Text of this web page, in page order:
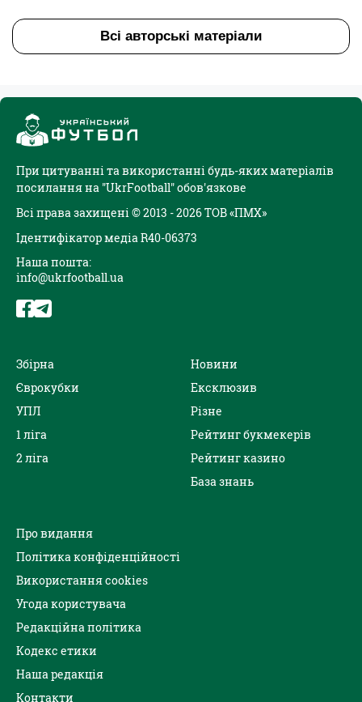
Всі авторські матеріали
При цитуванні та використанні будь-яких матеріалів
посилання на "UkrFootball" обов'язкове
Всі права захищені © 2013 - 2026 ТОВ «ПМХ»
Ідентифікатор медіа R40-06373
Наша пошта:
info@ukrfootball.ua
Збірна
Єврокубки
УПЛ
1 ліга
2 ліга
Новини
Ексклюзив
Різне
Рейтинг букмекерів
Рейтинг казино
База знань
Про видання
Політика конфіденційності
Використання cookies
Угода користувача
Редакційна політика
Кодекс етики
Наша редакція
Контакти